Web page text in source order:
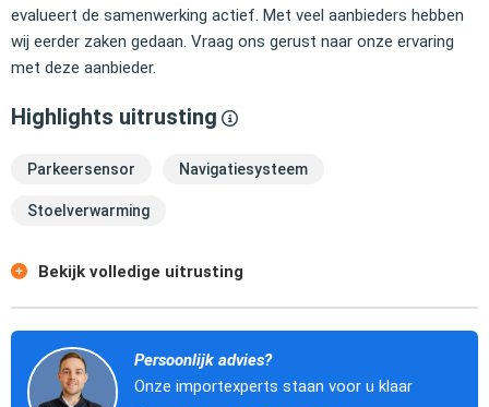
evalueert de samenwerking actief. Met veel aanbieders hebben
wij eerder zaken gedaan. Vraag ons gerust naar onze ervaring
met deze aanbieder.
Highlights uitrusting
Parkeersensor Navigatiesysteem
Stoelverwarming
Bekijk volledige uitrusting
Persoonlijk advies?
Onze importexperts staan voor u klaar